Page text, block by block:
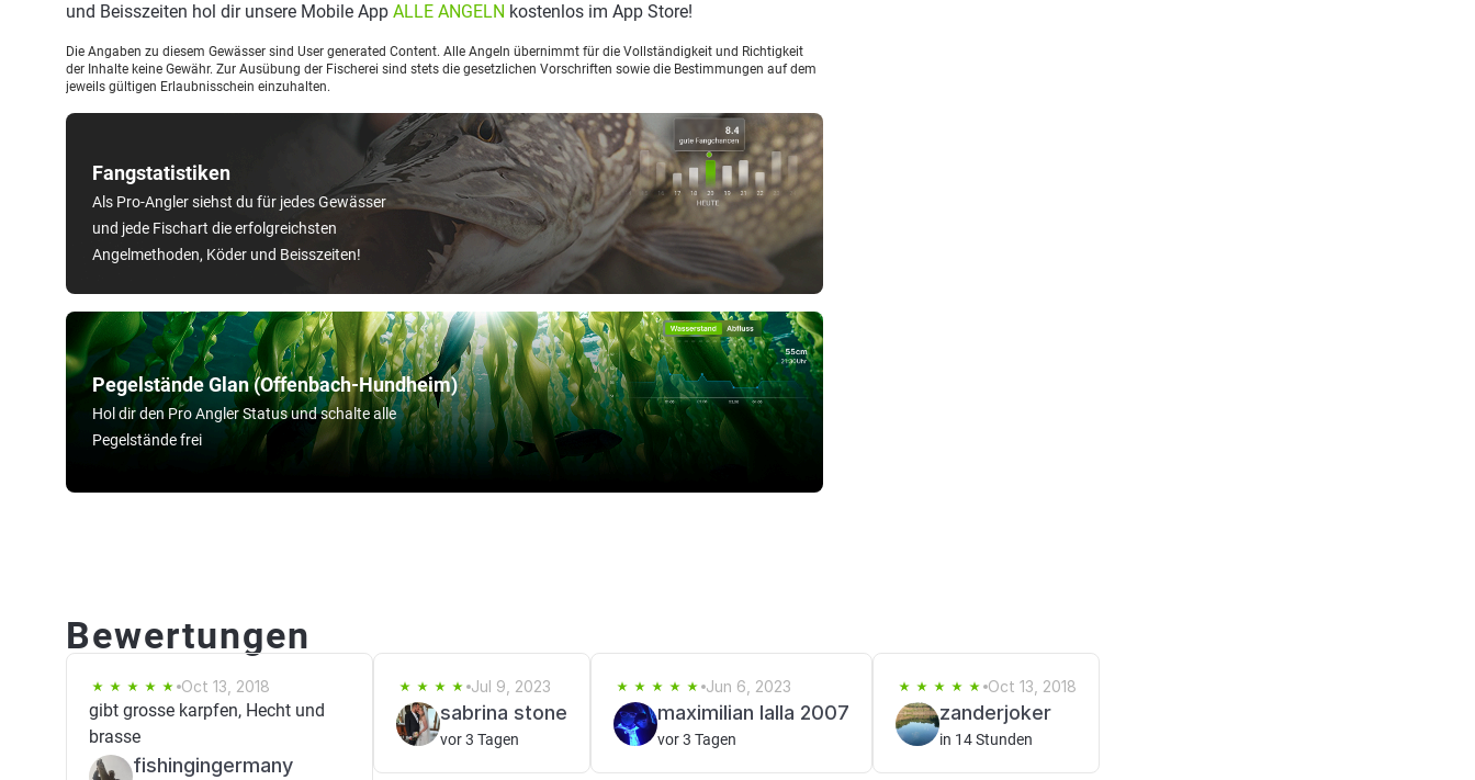
Pegelstände Glan (Offenbach-Hundheim)
Hol dir den Pro Angler Status und schalte alle
Pegelstände frei
Fangstatistiken
Als Pro-Angler siehst du für jedes Gewässer
und jede Fischart die erfolgreichsten
Angelmethoden, Köder und Beisszeiten!
und Beisszeiten hol dir unsere Mobile App ALLE ANGELN kostenlos im App Store!
Die Angaben zu diesem Gewässer sind User generated Content. Alle Angeln übernimmt für die Vollständigkeit und Richtigkeit
der Inhalte keine Gewähr. Zur Ausübung der Fischerei sind stets die gesetzlichen Vorschriften sowie die Bestimmungen auf dem
jeweils gültigen Erlaubnisschein einzuhalten.
Bewertungen
Oct 13, 2018
gibt grosse karpfen, Hecht und
brasse
fishingingermany
Jul 9, 2023
sabrina stone
vor 3 Tagen
Jun 6, 2023
maximilian lalla 2007
vor 3 Tagen
Oct 13, 2018
zanderjoker
in 14 Stunden